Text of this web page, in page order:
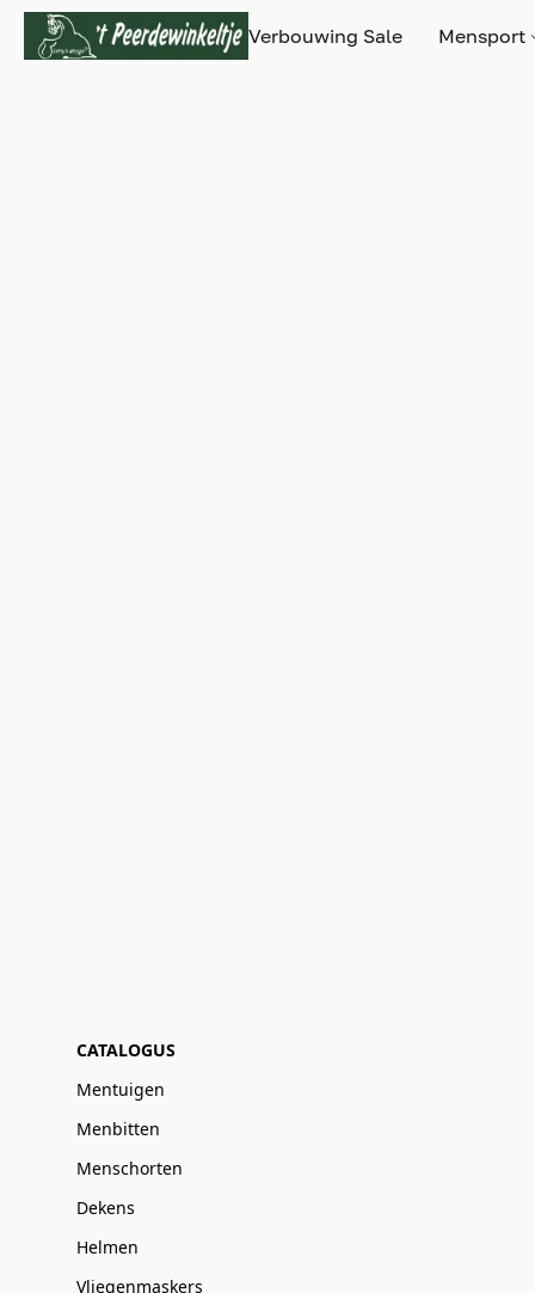
Verbouwing Sale Mensport
CATALOGUS
Mentuigen
Menbitten
Menschorten
Dekens
Helmen
Vliegenmaskers